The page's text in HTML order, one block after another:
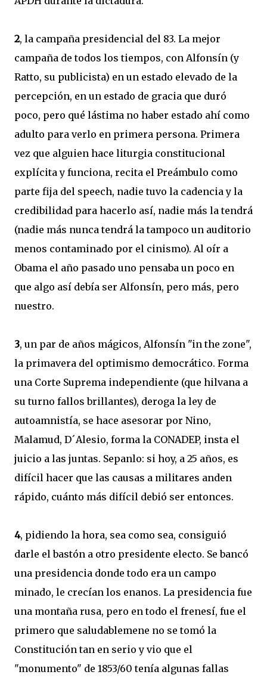
2, la campaña presidencial del 83. La mejor
campaña de todos los tiempos, con Alfonsín (y
Ratto, su publicista) en un estado elevado de la
percepción, en un estado de gracia que duró
poco, pero qué lástima no haber estado ahí como
adulto para verlo en primera persona. Primera
vez que alguien hace liturgia constitucional
explícita y funciona, recita el Preámbulo como
parte fija del speech, nadie tuvo la cadencia y la
credibilidad para hacerlo así, nadie más la tendrá
(nadie más nunca tendrá la tampoco un auditorio
menos contaminado por el cinismo). Al oír a
Obama el año pasado uno pensaba un poco en
que algo así debía ser Alfonsín, pero más, pero
nuestro.
3, un par de años mágicos, Alfonsín "in the zone",
la primavera del optimismo democrático. Forma
una Corte Suprema independiente (que hilvana a
su turno fallos brillantes), deroga la ley de
autoamnistía, se hace asesorar por Nino,
Malamud, D´Alesio, forma la CONADEP, insta el
juicio a las juntas. Sepanlo: si hoy, a 25 años, es
difícil hacer que las causas a militares anden
rápido, cuánto más difícil debió ser entonces.
4, pidiendo la hora, sea como sea, consiguió
darle el bastón a otro presidente electo. Se bancó
una presidencia donde todo era un campo
minado, le crecían los enanos. La presidencia fue
una montaña rusa, pero en todo el frenesí, fue el
primero que saludablemene no se tomó la
Constitución tan en serio y vio que el
"monumento" de 1853/60 tenía algunas fallas